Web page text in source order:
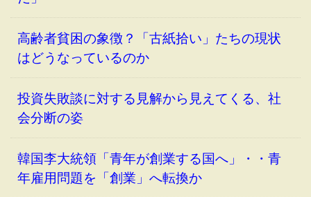
高齢者貧困の象徴？「古紙拾い」たちの現状
はどうなっているのか
投資失敗談に対する見解から見えてくる、社
会分断の姿
韓国李大統領「青年が創業する国へ」・・青
年雇用問題を「創業」へ転換か